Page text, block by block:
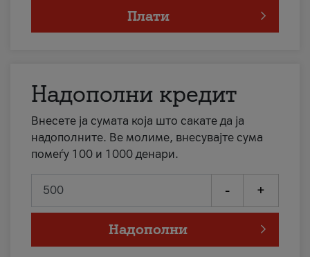
Плати
Надополни кредит
Внесете ја сумата која што сакате да ја
надополните. Ве молиме, внесувајте сума
помеѓу 100 и 1000 денари.
- +
Надополни